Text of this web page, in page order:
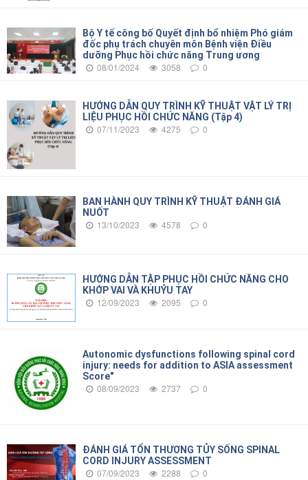
Bộ Y tế công bố Quyết định bổ nhiệm Phó giám
đốc phụ trách chuyên môn Bệnh viện Điều
dưỡng Phục hồi chức năng Trung ương
08/01/2024 3058 0
HƯỚNG DẪN QUY TRÌNH KỸ THUẬT VẬT LÝ TRỊ
LIỆU PHỤC HỒI CHỨC NĂNG (Tập 4)
07/11/2023 4275 0
BAN HÀNH QUY TRÌNH KỸ THUẬT ĐÁNH GIÁ
NUỐT
13/10/2023 4578 0
HƯỚNG DẪN TẬP PHỤC HỒI CHỨC NĂNG CHO
KHỚP VAI VÀ KHUỶU TAY
12/09/2023 2095 0
Autonomic dysfunctions following spinal cord
injury: needs for addition to ASIA assessment
Score"
08/09/2023 2737 0
ĐÁNH GIÁ TỔN THƯƠNG TỦY SỐNG SPINAL
CORD INJURY ASSESSMENT
07/09/2023 2288 0